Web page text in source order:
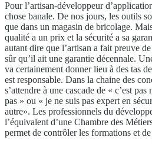
Pour l’artisan-développeur
chose banale. De nos jours, les outils
que dans un magasin de bricolage.
qualité a un prix et la sécurité a sa
autant dire que l’artisan a fait preuve
sûr qu’il ait une garantie décennale.
va certainement donner lieu à des tas
est responsable. Dans la chaine des
s’attendre à une cascade de « c’est
pas » ou « je ne suis pas expert en
autre». Les professionnels du
l’équivalent d’une Chambre des
permet de contrôler les formations et